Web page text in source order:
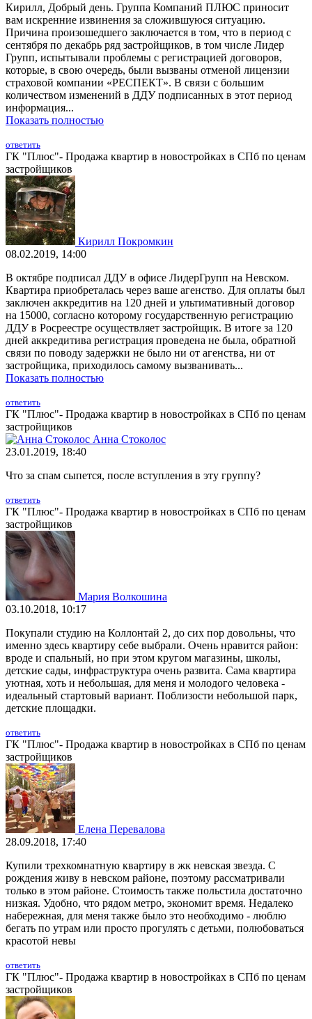
Кирилл, Добрый день. Группа Компаний ПЛЮС приносит
вам искренние извинения за сложившуюся ситуацию.
Причина произошедшего заключается в том, что в период с
сентября по декабрь ряд застройщиков, в том числе Лидер
Групп, испытывали проблемы с регистрацией договоров,
которые, в свою очередь, были вызваны отменой лицензии
страховой компании «РЕСПЕКТ». В связи с большим
количеством изменений в ДДУ подписанных в этот период
информация...
Показать полностью
ответить
ГК "Плюс"- Продажа квартир в новостройках в СПб по ценам
застройщиков
Кирилл Покромкин
08.02.2019, 14:00
В октябре подписал ДДУ в офисе ЛидерГрупп на Невском.
Квартира приобреталась через ваше агенство. Для оплаты был
заключен аккредитив на 120 дней и ультимативный договор
на 15000, согласно которому государственную регистрацию
ДДУ в Росреестре осуществляет застройщик. В итоге за 120
дней аккредитива регистрация проведена не была, обратной
связи по поводу задержки не было ни от агенства, ни от
застройщика, приходилось самому вызванивать...
Показать полностью
ответить
ГК "Плюс"- Продажа квартир в новостройках в СПб по ценам
застройщиков
Анна Стоколос
23.01.2019, 18:40
Что за спам сыпется, после вступления в эту группу?
ответить
ГК "Плюс"- Продажа квартир в новостройках в СПб по ценам
застройщиков
Мария Волкошина
03.10.2018, 10:17
Покупали студию на Коллонтай 2, до сих пор довольны, что
именно здесь квартиру себе выбрали. Очень нравится район:
вроде и спальный, но при этом кругом магазины, школы,
детские сады, инфраструктура очень развита. Сама квартира
уютная, хоть и небольшая, для меня и молодого человека -
идеальный стартовый вариант. Поблизости небольшой парк,
детские площадки.
ответить
ГК "Плюс"- Продажа квартир в новостройках в СПб по ценам
застройщиков
Елена Перевалова
28.09.2018, 17:40
Купили трехкомнатную квартиру в жк невская звезда. С
рождения живу в невском районе, поэтому рассматривали
только в этом районе. Стоимость также польстила достаточно
низкая. Удобно, что рядом метро, экономит время. Недалеко
набережная, для меня также было это необходимо - люблю
бегать по утрам или просто прогулять с детьми, полюбоваться
красотой невы
ответить
ГК "Плюс"- Продажа квартир в новостройках в СПб по ценам
застройщиков